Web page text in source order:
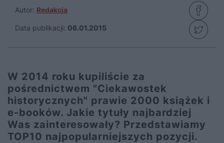
Autor: Redakcja
Data publikacji: 06.01.2015
W 2014 roku kupiliście za
pośrednictwem "Ciekawostek
historycznych" prawie 2000 książek i
e-booków. Jakie tytuły najbardziej
Was zainteresowały? Przedstawiamy
TOP10 najpopularniejszych pozycji.